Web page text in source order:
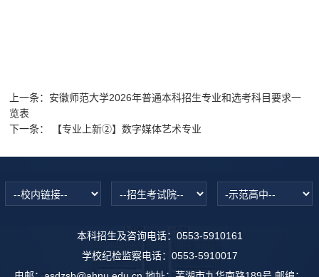
上一条： 安徽师范大学2026年普通本科招生专业和选考科目要求一
览表
下一条：
【专业上新②】数字媒体艺术专业
本科招生及咨询电话：0553-5910161
学校纪检监察电话：0553-5910017